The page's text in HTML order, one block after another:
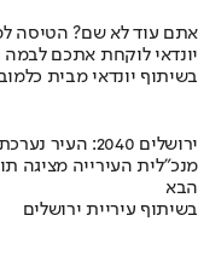
אתם עוד לא שם? הטיסה
יונדאי לוקחת אתכם לבמה
בשיתוף יונדאי מבית
ירושלים 2040: העיר נערכת ל- 1.5 מליון תושבים
מנכ"לית העירייה מציגה
הבא
בשיתוף עיריית ירושלים